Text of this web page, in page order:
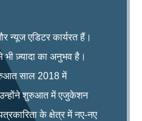
न्यूज एडिटर कार्यरत हैं।
भी ज़्यादा का अनुभव है।
साल 2018 में
शुरुआत में एजुकेशन
के क्षेत्र में नए-नए